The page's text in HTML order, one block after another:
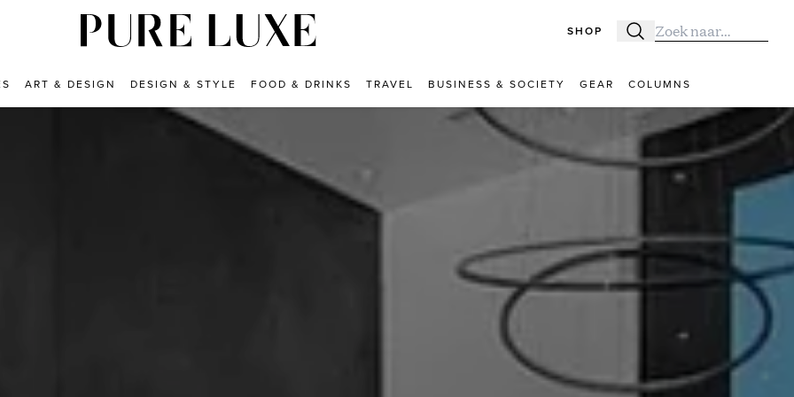
SHOP Zoeken
Zoek naar:
ART & DESIGN DESIGN & STYLE FOOD & DRINKS TRAVEL BUSINESS & SOCIETY GEAR COLUMNS